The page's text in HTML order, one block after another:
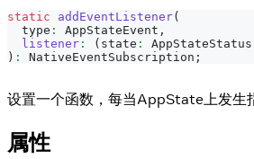
static addEventListener(
  type
: AppStateEvent ,
listener : ( state : AppStateStatus
) : NativeEventSubscription ;
设置一个函数，每当AppState上发生
属性